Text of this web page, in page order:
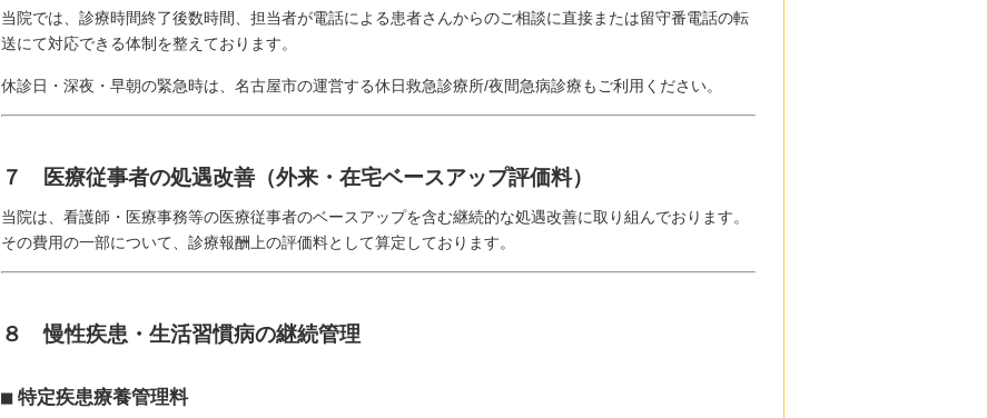
当院では、診療時間終了後数時間、担当者が電話による患者さんからのご相談に直接または留守番電話の転
送にて対応できる体制を整えております。
休診日・深夜・早朝の緊急時は、名古屋市の運営する休日救急診療所/夜間急病診療もご利用ください。
７ 医療従事者の処遇改善（外来・在宅ベースアップ評価料）
当院は、看護師・医療事務等の医療従事者のベースアップを含む継続的な処遇改善に取り組んでおります。
その費用の一部について、診療報酬上の評価料として算定しております。
８ 慢性疾患・生活習慣病の継続管理
■特定疾患療養管理料